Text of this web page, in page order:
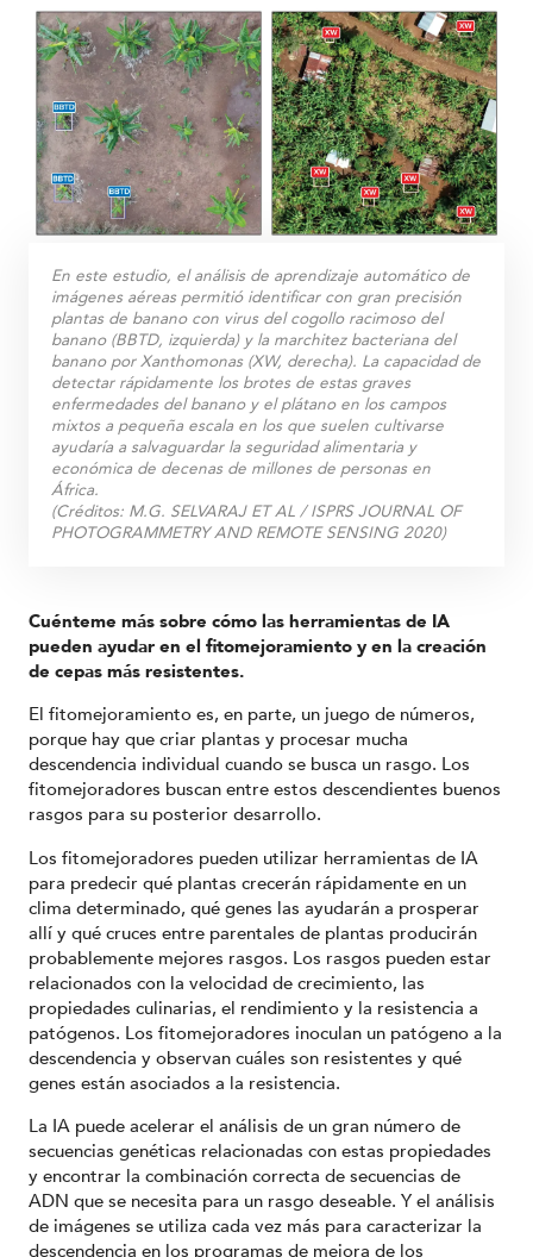
En este estudio, el análisis de aprendizaje automático de
imágenes aéreas permitió identificar con gran precisión
plantas de banano con virus del cogollo racimoso del
banano (BBTD, izquierda) y la marchitez bacteriana del
banano por Xanthomonas (XW, derecha). La capacidad de
detectar rápidamente los brotes de estas graves
enfermedades del banano y el plátano en los campos
mixtos a pequeña escala en los que suelen cultivarse
ayudaría a salvaguardar la seguridad alimentaria y
económica de decenas de millones de personas en
África.
(Créditos: M.G. SELVARAJ ET AL / ISPRS JOURNAL OF
PHOTOGRAMMETRY AND REMOTE SENSING 2020)
Cuénteme más sobre cómo las herramientas de IA
pueden ayudar en el fitomejoramiento y en la creación
de cepas más resistentes.
El fitomejoramiento es, en parte, un juego de números,
porque hay que criar plantas y procesar mucha
descendencia individual cuando se busca un rasgo. Los
fitomejoradores buscan entre estos descendientes buenos
rasgos para su posterior desarrollo.
Los fitomejoradores pueden utilizar herramientas de IA
para predecir qué plantas crecerán rápidamente en un
clima determinado, qué genes las ayudarán a prosperar
allí y qué cruces entre parentales de plantas producirán
probablemente mejores rasgos. Los rasgos pueden estar
relacionados con la velocidad de crecimiento, las
propiedades culinarias, el rendimiento y la resistencia a
patógenos. Los fitomejoradores inoculan un patógeno a la
descendencia y observan cuáles son resistentes y qué
genes están asociados a la resistencia.
La IA puede acelerar el análisis de un gran número de
secuencias genéticas relacionadas con estas propiedades
y encontrar la combinación correcta de secuencias de
ADN que se necesita para un rasgo deseable. Y el análisis
de imágenes se utiliza cada vez más para caracterizar la
descendencia en los programas de mejora de los